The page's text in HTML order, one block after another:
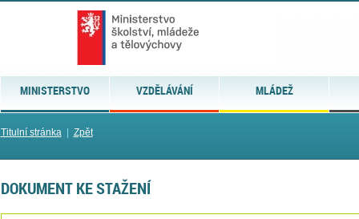
MINISTERSTVO VZDĚLÁVÁNÍ MLÁDEŽ
Titulní stránka| Zpět
DOKUMENT KE STAŽENÍ